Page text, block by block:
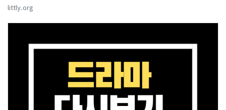
littly.org